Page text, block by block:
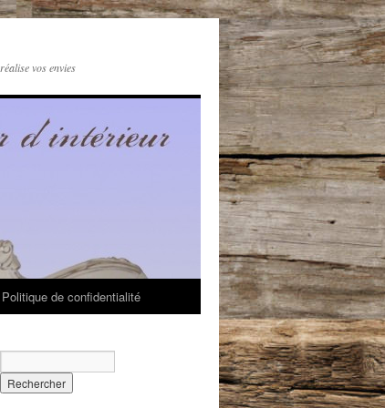
réalise vos envies
Politique de confidentialité